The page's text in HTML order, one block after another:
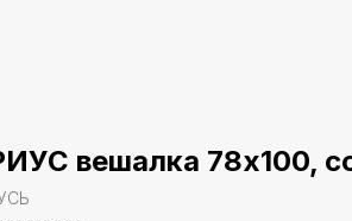
вешалка 78х100,